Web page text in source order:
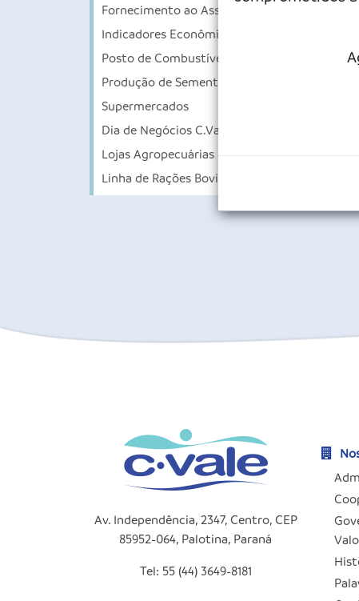
Fornecimento ao Associado
Indicadores Econômicos
Posto de Combustível
Produção de Sementes
Supermercados
Dia de Negócios C.Vale
Lojas Agropecuárias
Linha de Rações Bovinos de Leite
-
-
-
Av. Independência, 2347, Centro, CEP
85952-064, Palotina, Paraná
Tel: 55 (44) 3649-8181